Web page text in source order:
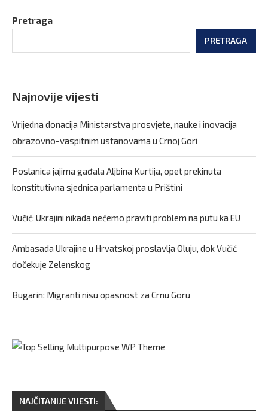
Pretraga
PRETRAGA
Najnovije vijesti
Vrijedna donacija Ministarstva prosvjete, nauke i inovacija
obrazovno-vaspitnim ustanovama u Crnoj Gori
Poslanica jajima gađala Aljbina Kurtija, opet prekinuta
konstitutivna sjednica parlamenta u Prištini
Vučić: Ukrajini nikada nećemo praviti problem na putu ka EU
Ambasada Ukrajine u Hrvatskoj proslavlja Oluju, dok Vučić
dočekuje Zelenskog
Bugarin: Migranti nisu opasnost za Crnu Goru
NAJČITANIJE VIJESTI: